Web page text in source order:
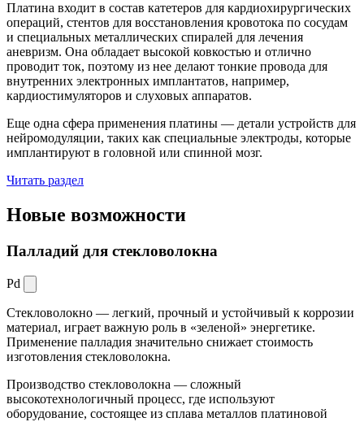
Платина входит в состав катетеров для кардиохирургических
операций, стентов для восстановления кровотока по сосудам
и специальных металлических спиралей для лечения
аневризм. Она обладает высокой ковкостью и отлично
проводит ток, поэтому из нее делают тонкие провода для
внутренних электронных имплантатов, например,
кардиостимуляторов и слуховых аппаратов.
Еще одна сфера применения платины — детали устройств для
нейромодуляции, таких как специальные электроды, которые
имплантируют в головной или спинной мозг.
Читать раздел
Новые возможности
Палладий для стекловолокна
Pd
Стекловолокно — легкий, прочный и устойчивый к коррозии
материал, играет важную роль в «зеленой» энергетике.
Применение палладия значительно снижает стоимость
изготовления стекловолокна.
Производство стекловолокна — сложный
высокотехнологичный процесс, где используют
оборудование, состоящее из сплава металлов платиновой